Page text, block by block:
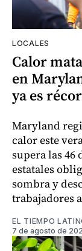
LOCALES
Calor
en
ya es
Maryland
calor este
supera las 46
estatales
sombra y
trabajadores
EL TIEMPO
7 de agosto de